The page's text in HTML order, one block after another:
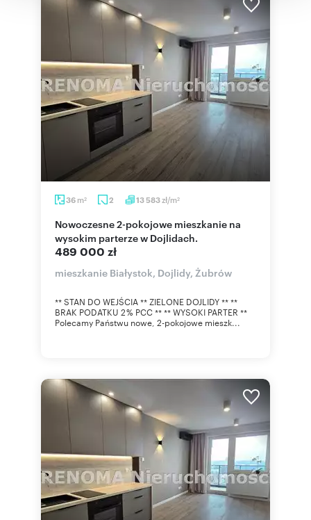
36 m2 2 13 583zł/m2
Nowoczesne 2-pokojowe mieszkanie na
wysokim parterze w Dojlidach.
489 000 zł
mieszkanie Białystok, Dojlidy, Żubrów
** STAN DO WEJŚCIA ** ZIELONE DOJLIDY ** **
BRAK PODATKU 2 % PCC ** ** WYSOKI PARTER **
Polecamy Państwu nowe, 2-pokojowe mieszk...